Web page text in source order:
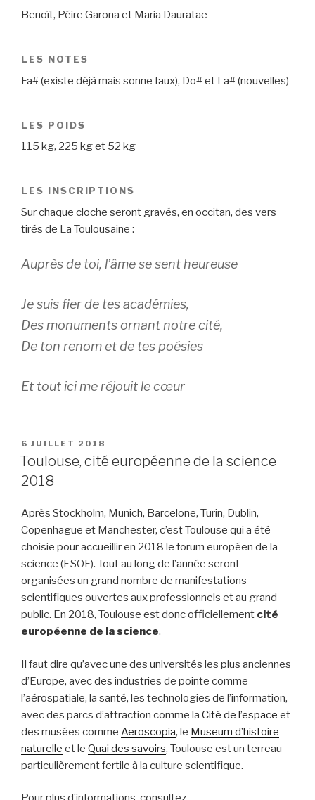
Benoît, Péire Garona et Maria Dauratae
LES NOTES
Fa# (existe déjà mais sonne faux), Do# et La# (nouvelles)
LES POIDS
115 kg, 225 kg et 52 kg
LES INSCRIPTIONS
Sur chaque cloche seront gravés, en occitan, des vers
tirés de La Toulousaine :
Auprès de toi, l’âme se sent heureuse
Je suis fier de tes académies,
Des monuments ornant notre cité,
De ton renom et de tes poésies
Et tout ici me réjouit le cœur
PUBLIÉ
LE
6 JUILLET 2018
Toulouse, cité européenne de la science
2018
Après Stockholm, Munich, Barcelone, Turin, Dublin,
Copenhague et Manchester, c’est Toulouse qui a été
choisie pour accueillir en 2018 le forum européen de la
science (ESOF). Tout au long de l’année seront
organisées un grand nombre de manifestations
scientifiques ouvertes aux professionnels et au grand
public. En 2018, Toulouse est donc officiellement cité
européenne de la science.
Il faut dire qu’avec une des universités les plus anciennes
d’Europe, avec des industries de pointe comme
l’aérospatiale, la santé, les technologies de l’information,
avec des parcs d’attraction comme la Cité de l’espace et
des musées comme Aeroscopia, le Museum d’histoire
naturelle et le Quai des savoirs, Toulouse est un terreau
particulièrement fertile à la culture scientifique.